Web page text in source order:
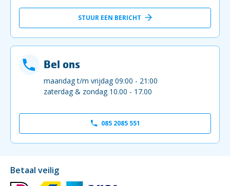
STUUR EEN BERICHT
Bel ons
maandag t/m vrijdag 09:00 - 21:00
zaterdag & zondag 10.00 - 17.00
085 2085 551
Betaal veilig